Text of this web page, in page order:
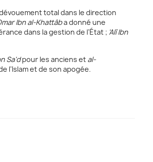
total dans le direction
Ibn al-Khattâba donné une
dans la gestion de l’État ; 'Alî Ibn
Sa'dpour les anciens et al-
l'Islam et de son apogée.